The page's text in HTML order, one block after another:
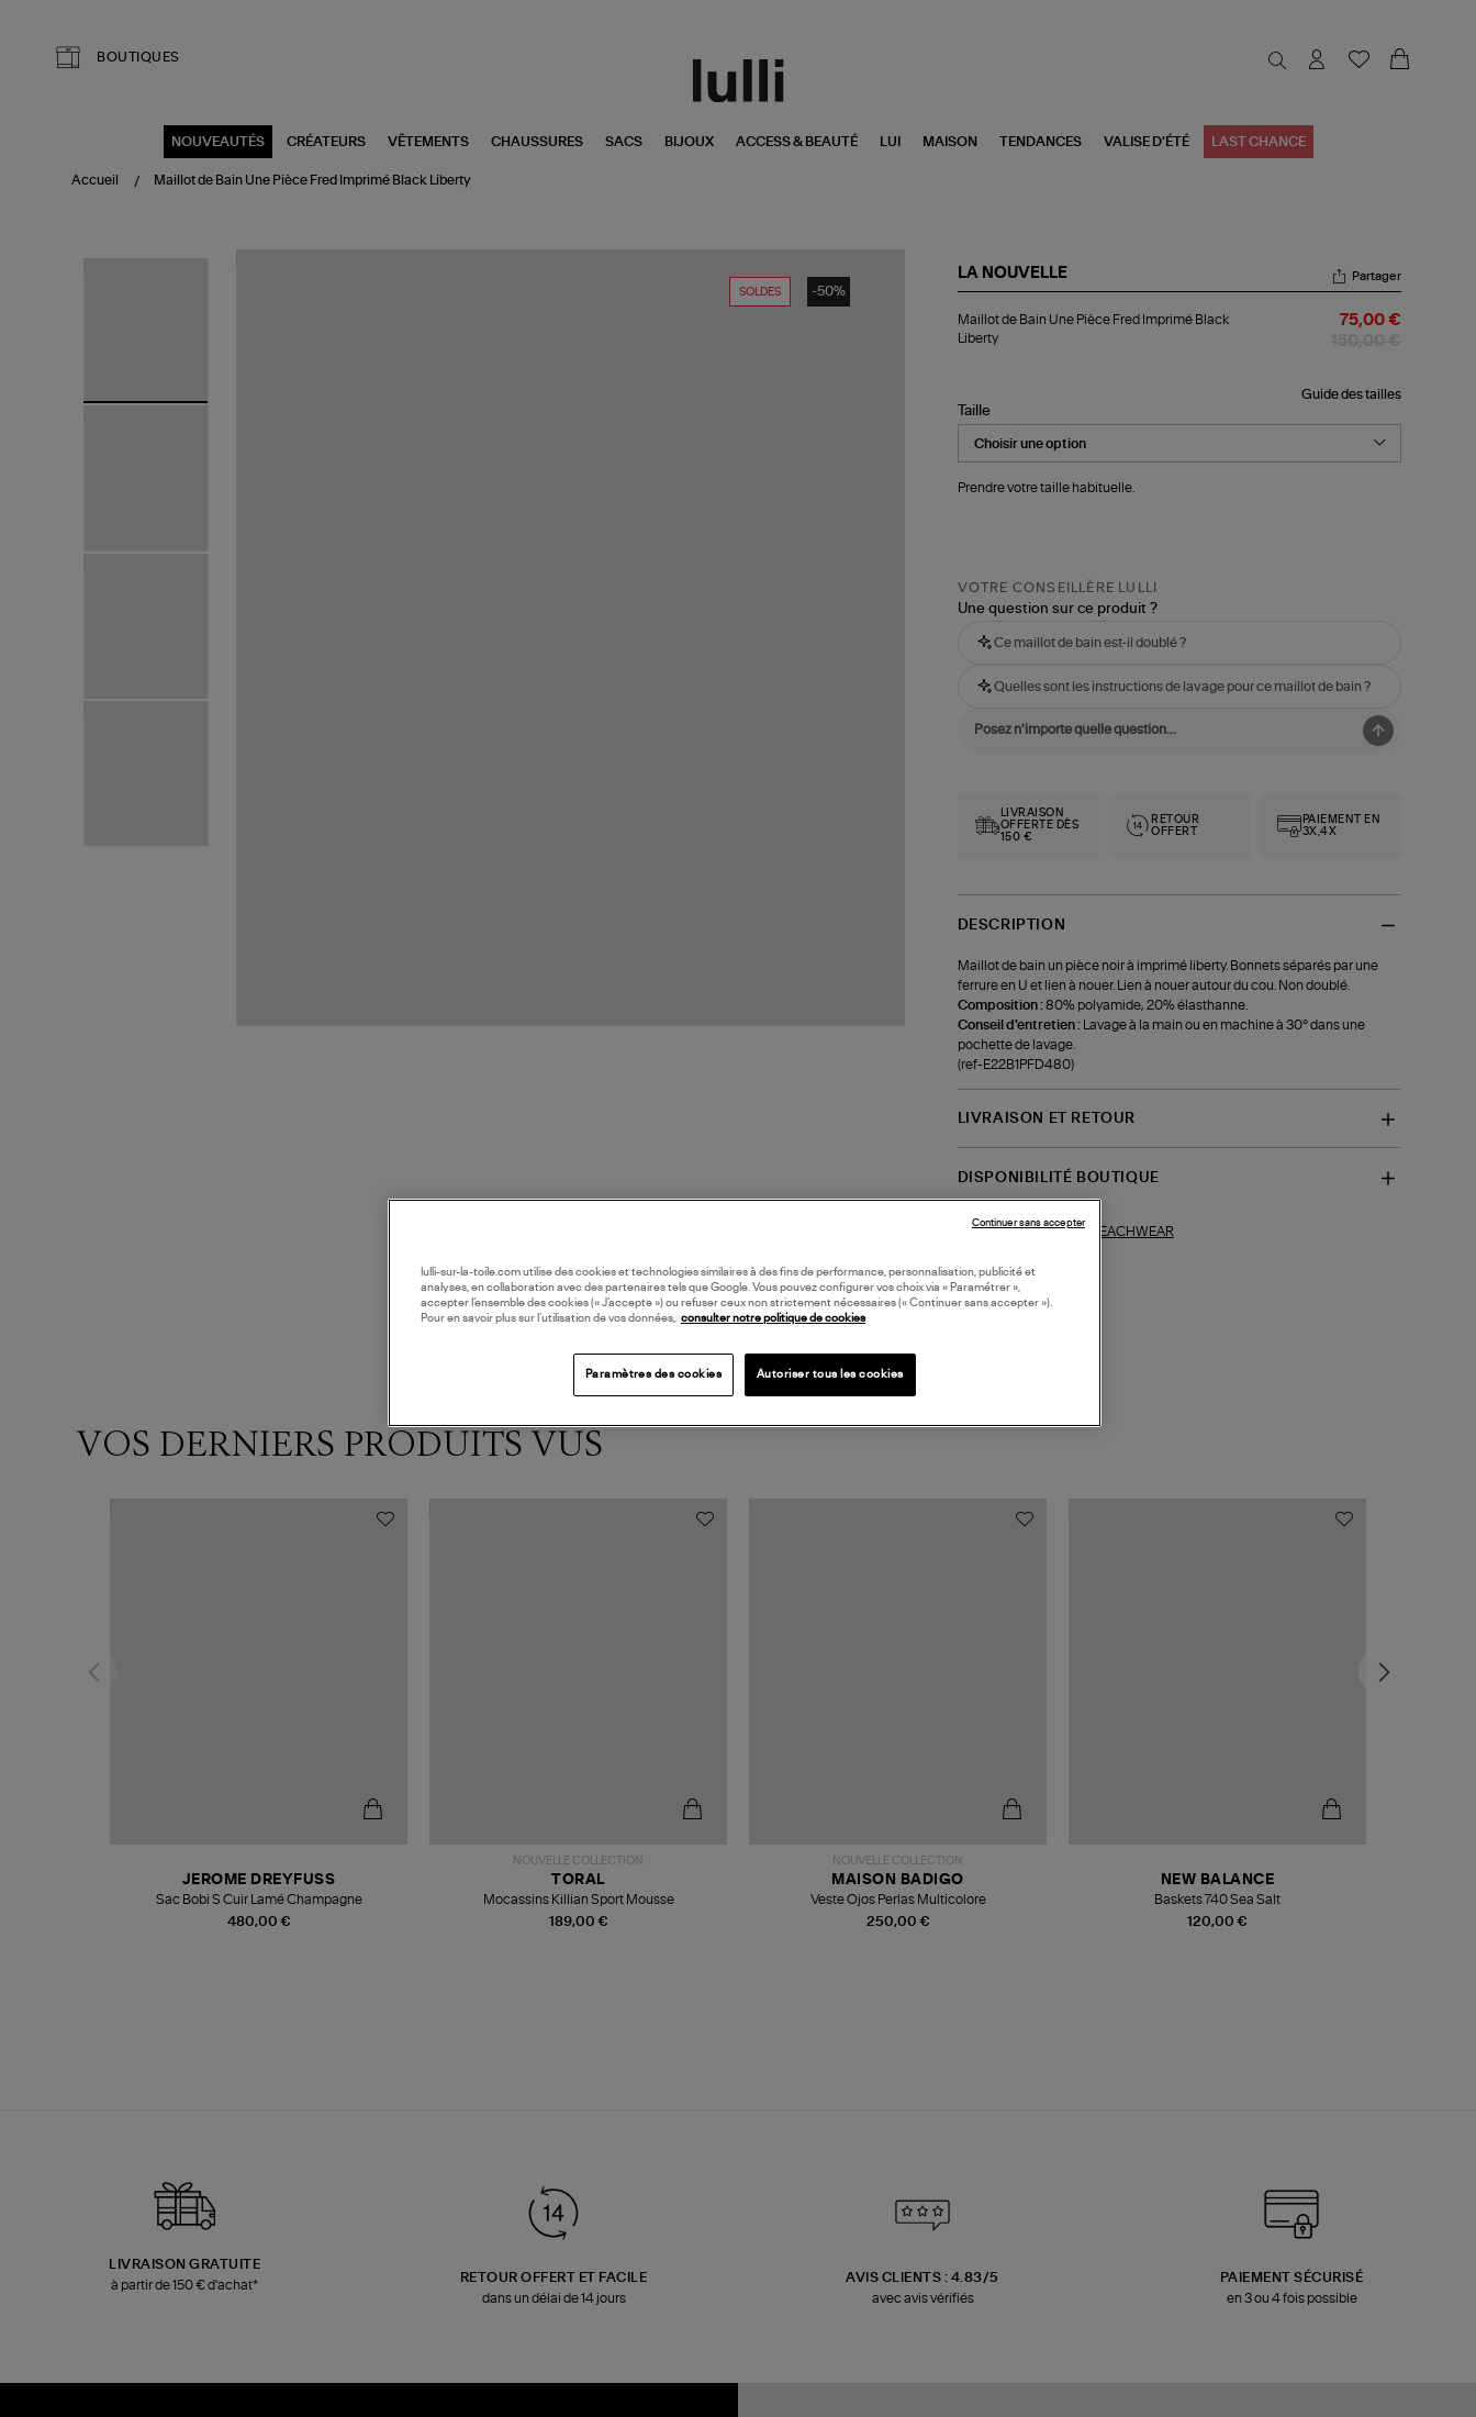
BOUTIQUES
NOUVEAUTÉS CRÉATEURS VÊTEMENTS CHAUSSURES SACS BIJOUX ACCESS & BEAUTÉ LUI MAISON TENDANCES VALISE D'ÉTÉ LAST CHANCE
Accueil Maillot de Bain Une Pièce Fred Imprimé Black Liberty
SOLDES -50%
LA NOUVELLE
de
Bain
Imprimé
Black
Liberty
Partager
Maillot de Bain Une Pièce Fred Imprimé Black
Liberty
75,00 €
Guide des tailles
Taille
Prendre votre taille habituelle.
VOTRE CONSEILLÈRE LULLI
Une question sur ce produit ?
Ce maillot de bain est-il doublé ?
Quelles sont les instructions de lavage pour ce maillot de bain ?
LIVRAISON
OFFERTE DÈS
150 €
RETOUR
OFFERT
PAIEMENT EN
3X,4X
DESCRIPTION
Maillot de bain un pièce noir à imprimé liberty. Bonnets séparés par une
ferrure en U et lien à nouer. Lien à nouer autour du cou. Non doublé.
Composition :80% polyamide, 20% élasthanne.
Conseil d'entretien :
Lavage à la main ou en machine à 30° dans une
pochette de lavage.
(ref-E22B1PFD480)
LIVRAISON ET RETOUR
DISPONIBILITÉ BOUTIQUE
Collections similaires : BEACHWEAR
VOS DERNIERS PRODUITS VUS
480,00 €
JEROME DREYFUSS
Sac Bobi S Cuir Lamé Champagne
NOUVELLE COLLECTION
189,00 €
TORAL
Mocassins Killian Sport Mousse
NOUVELLE COLLECTION
250,00 €
MAISON BADIGO
Veste Ojos Perlas Multicolore
120,00 €
NEW BALANCE
Baskets 740 Sea Salt
LIVRAISON GRATUITE
à partir de 150 € d'achat*
RETOUR OFFERT ET FACILE
dans un délai de 14 jours
AVIS CLIENTS : 4.83/5
avec avis vérifiés
PAIEMENT SÉCURISÉ
en 3 ou 4 fois possible
lulli-sur-la-toile.com utilise des cookies et technologies similaires à des fins de performance, personnalisation, publicité et
analyses, en collaboration avec des partenaires tels que Google. Vous pouvez configurer vos choix via « Paramétrer »,
accepter l’ensemble des cookies (« J’accepte ») ou refuser ceux non strictement nécessaires (« Continuer sans accepter »).
Pour en savoir plus sur l’utilisation de vos données,
consulter notre politique de cookies
Paramètres des cookies Autoriser tous les cookies
Continuer sans accepter